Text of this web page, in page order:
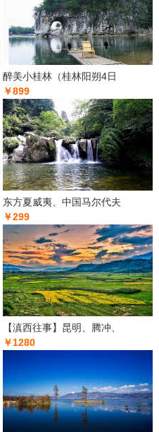
醉美小桂林（桂林阳朔4日
￥899
东方夏威夷、中国马尔代夫
￥299
【滇西往事】昆明、腾冲、
￥1280